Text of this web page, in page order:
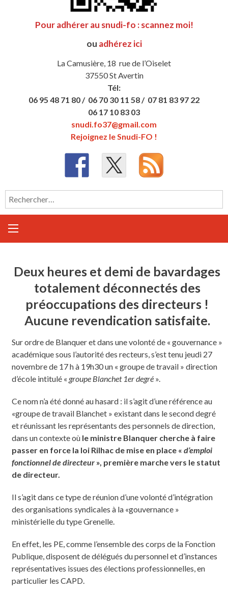
Pour adhérer au snudi-fo : scannez moi!
ou adhérez ici
La Camusière, 18 rue de l’Oiselet
37550 St Avertin
Tél:
06 95 48 71 80 / 06 70 30 11 58 / 07 81 83 97 22
06 17 10 83 03
snudi.fo37@gmail.com
Rejoignez le Snudi-FO !
Rechercher :
Deux heures et demi de bavardages
totalement déconnectés des
préoccupations des directeurs !
Aucune revendication satisfaite.
Sur ordre de Blanquer et dans une volonté de « gouvernance »
académique sous l’autorité des recteurs, s’est tenu jeudi 27
novembre de 17 h à 19h30 un « groupe de travail » direction
d’école intitulé « groupe Blanchet 1er degré ».
Ce nom n’a été donné au hasard : il s’agit d’une référence au
«groupe de travail Blanchet » existant dans le second degré
et réunissant les représentants des personnels de direction,
dans un contexte où le ministre Blanquer cherche à faire
passer en force la loi Rilhac de mise en place « d’emploi
fonctionnel de directeur», première marche vers le statut
de directeur.
Il s’agit dans ce type de réunion d’une volonté d’intégration
des organisations syndicales à la «gouvernance »
ministérielle du type Grenelle.
En effet, les PE, comme l’ensemble des corps de la Fonction
Publique, disposent de délégués du personnel et d’instances
représentatives issues des élections professionnelles, en
particulier les CAPD.